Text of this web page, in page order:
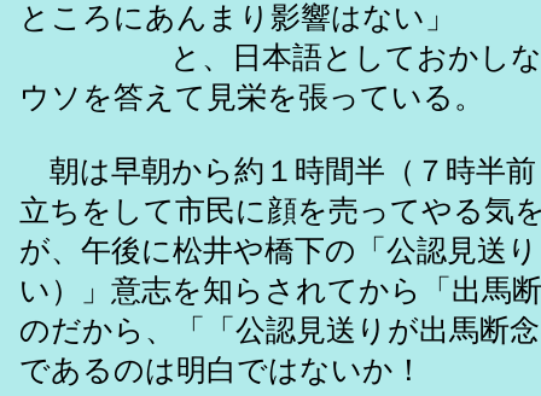
ところにあんまり影響はない」
と、日本語としておかしな言
ウソを答えて見栄を張っている。
朝は早朝から約１時間半（７時半前
立ちをして市民に顔を売ってやる気
が、午後に松井や橋下の「公認見送
い）」意志を知らされてから「出馬
のだから、「「公認見送りが出馬断
であるのは明白ではないか！